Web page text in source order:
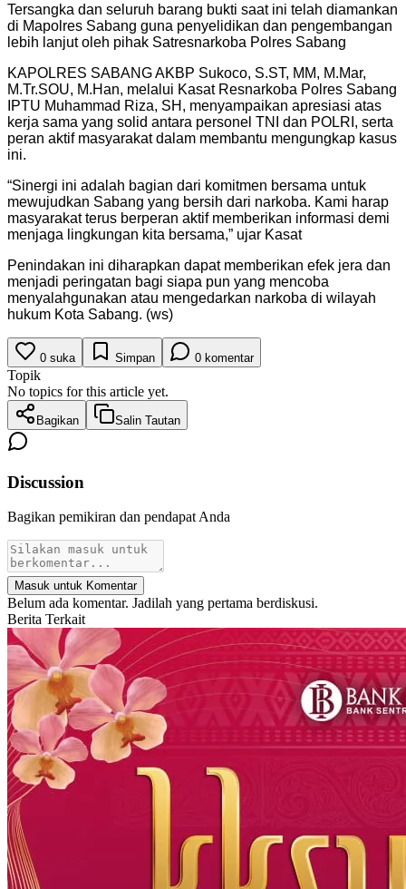
Tersangka dan seluruh barang bukti saat ini telah diamankan
di Mapolres Sabang guna penyelidikan dan pengembangan
lebih lanjut oleh pihak Satresnarkoba Polres Sabang
KAPOLRES SABANG AKBP Sukoco, S.ST, MM, M.Mar,
M.Tr.SOU, M.Han, melalui Kasat Resnarkoba Polres Sabang
IPTU Muhammad Riza, SH, menyampaikan apresiasi atas
kerja sama yang solid antara personel TNI dan POLRI, serta
peran aktif masyarakat dalam membantu mengungkap kasus
ini.
“Sinergi ini adalah bagian dari komitmen bersama untuk
mewujudkan Sabang yang bersih dari narkoba. Kami harap
masyarakat terus berperan aktif memberikan informasi demi
menjaga lingkungan kita bersama,” ujar Kasat
Penindakan ini diharapkan dapat memberikan efek jera dan
menjadi peringatan bagi siapa pun yang mencoba
menyalahgunakan atau mengedarkan narkoba di wilayah
hukum Kota Sabang. (ws)
0 suka Simpan 0 komentar
Topik
No topics for this article yet.
Bagikan Salin Tautan
Discussion
Bagikan pemikiran dan pendapat Anda
Masuk untuk Komentar
Belum ada komentar. Jadilah yang pertama berdiskusi.
Berita Terkait